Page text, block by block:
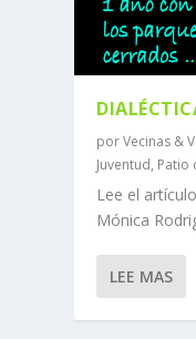
porVecinas &
Juventud, Patio
Lee el
Mónica
LEE MAS